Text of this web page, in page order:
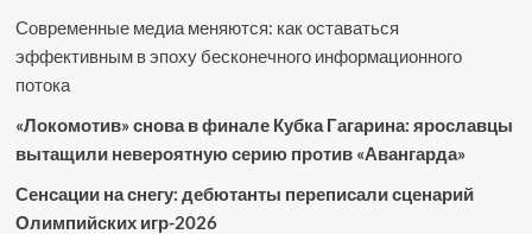
Современные медиа меняются: как оставаться
эффективным в эпоху бесконечного информационного
потока
«Локомотив» снова в финале Кубка Гагарина: ярославцы
вытащили невероятную серию против «Авангарда»
Сенсации на снегу: дебютанты переписали сценарий
Олимпийских игр-2026